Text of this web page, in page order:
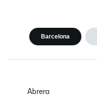
Barcelona
Abrera